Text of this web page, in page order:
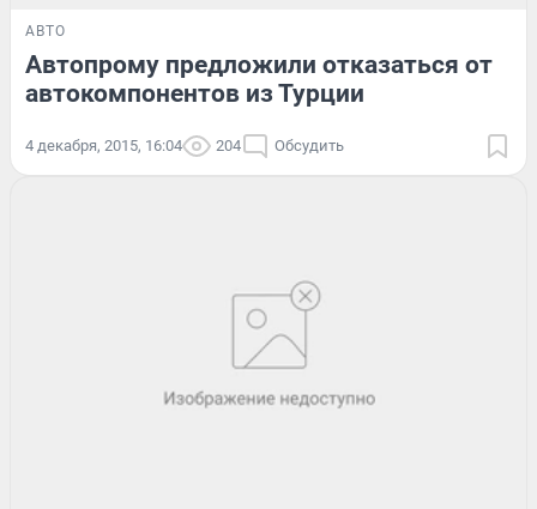
АВТО
Автопрому предложили отказаться от
автокомпонентов из Турции
4 декабря, 2015, 16:04 204 Обсудить